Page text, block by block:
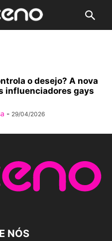
o desejo? A nova
influenciadores gays
- 29/04/2026
NÓS